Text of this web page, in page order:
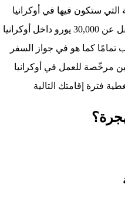
فيها في أوكرانيا
كما هو في جواز السفر
للعمل في أوكرانيا
إقامتك التالية